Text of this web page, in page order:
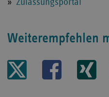
Zulassungsportal
Weiterempfehlen